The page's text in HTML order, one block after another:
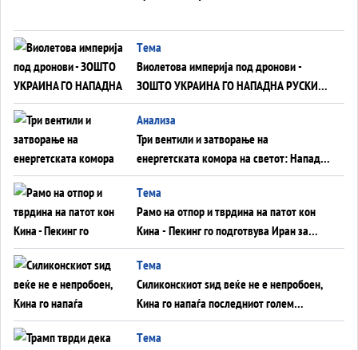
Tема
Виолетова империја под дронови -
ЗОШТО УКРАИНА ГО НАПАДНА РУСКИОТ
WILDBERRIES
Aнализа
Три вентили и затворање на
енергетската комора на светот: Нападот
во Суец најавува глобален енергетски
инфаркт?
Tема
Рамо на отпор и тврдина на патот кон
Кина - Пекинг го подготвува Иран за
американска копнена инвазија
Tема
Силиконскиот ѕид веќе не е непробоен,
Кина го напаѓа последниот голем
монопол на Западот?
Tема